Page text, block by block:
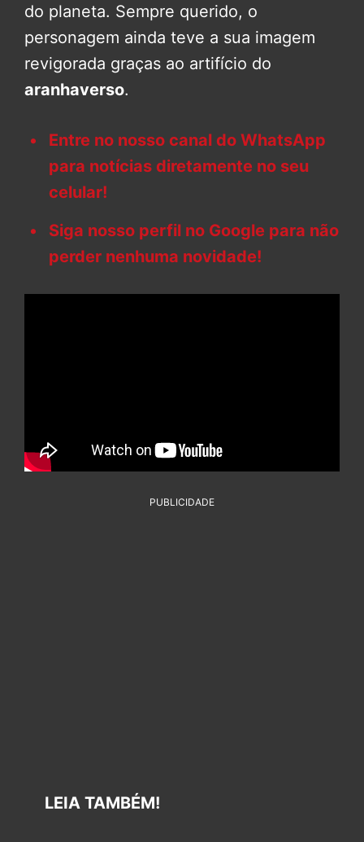
do planeta. Sempre querido, o
personagem ainda teve a sua imagem
revigorada graças ao artifício do
aranhaverso.
Entre no nosso canal do WhatsApp
para notícias diretamente no seu
celular!
Siga nosso perfil no Google para não
perder nenhuma novidade!
PUBLICIDADE
LEIA TAMBÉM!